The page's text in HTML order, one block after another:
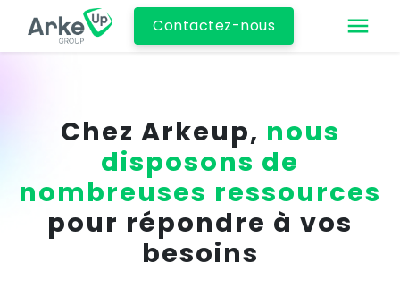
Contactez-nous
Chez Arkeup, nous
disposons de
nombreuses ressources
pour répondre à vos
besoins